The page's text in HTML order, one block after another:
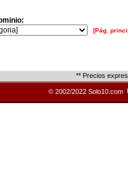
[Pág.
** Precios
© 2002/2022 Solo10.com